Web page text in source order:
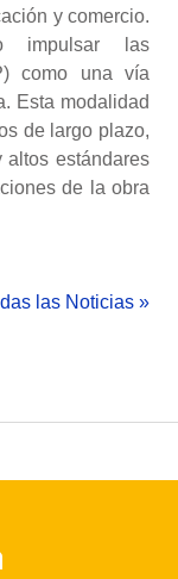
y comercio.
impulsar las
como una vía
Esta modalidad
de largo plazo,
altos estándares
de la obra
las Noticias »